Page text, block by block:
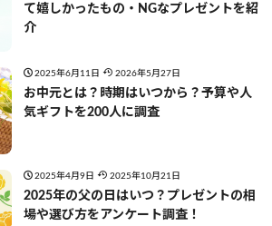
て嬉しかったもの・NGなプレゼントを紹
介
2025年6月11日 2026年5月27日
お中元とは？時期はいつから？予算や人
気ギフトを200人に調査
2025年4月9日 2025年10月21日
2025年の父の日はいつ？プレゼントの相
場や選び方をアンケート調査！